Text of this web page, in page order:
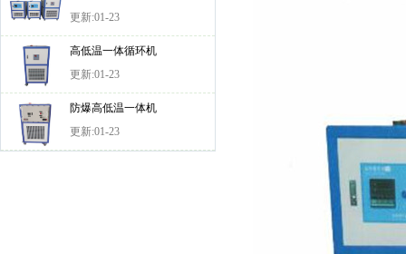
更新:01-23
高低温一体循环机
更新:01-23
防爆高低温一体机
更新:01-23